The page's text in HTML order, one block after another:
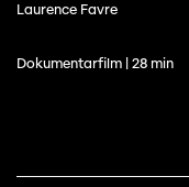
Laurence Favre
Dokumentarfilm | 28 min